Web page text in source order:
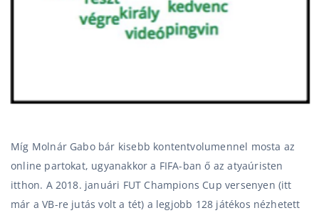
Míg Molnár Gabo bár kisebb kontentvolumennel mosta az
online partokat, ugyanakkor a FIFA-ban ő az atyaúristen
itthon. A 2018. januári FUT Champions Cup versenyen (itt
már a VB-re jutás volt a tét) a legjobb 128 játékos nézhetett